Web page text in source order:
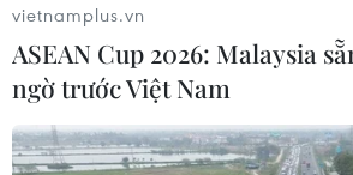
vietnamplus.vn
ASEAN Cup 2026: Malaysia
ngờ trước Việt Nam